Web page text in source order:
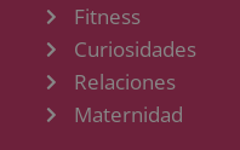
Fitness
Curiosidades
Relaciones
Maternidad